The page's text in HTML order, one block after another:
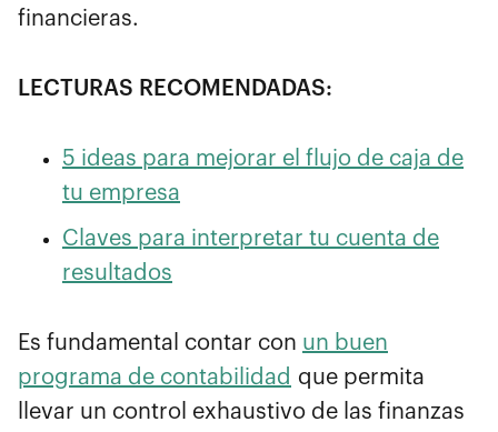
financieras.
LECTURAS RECOMENDADAS:
5 ideas para mejorar el flujo de caja de
tu empresa
Claves para interpretar tu cuenta de
resultados
Es fundamental contar con un buen
programa de contabilidad que permita
llevar un control exhaustivo de las finanzas